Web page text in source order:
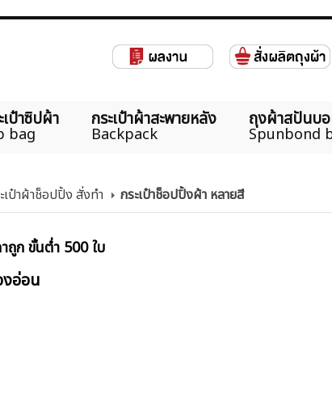
เป๋าซิปผ้า
bag
กระเป๋าผ้าสะพายหลัง
Backpack
ถุงผ้าสปันบ
Spunbond
เป๋าผ้าช็อปปิ้ง สั่งทำ กระเป๋าช็อปปิ้งผ้า หลายสี
ถูก ขั้นต่ำ 500 ใบ
งอ่อน